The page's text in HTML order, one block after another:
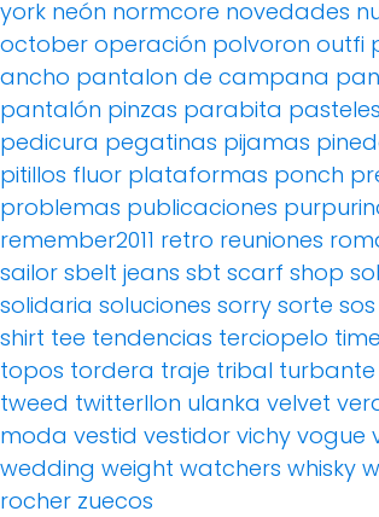
york neón normcore novedades
october operación polvoron outfi
ancho pantalon de campana
pantalón pinzas parabita pasteles
pedicura pegatinas pijamas
pitillos fluor plataformas ponch
problemas publicaciones
remember2011 retro reuniones
sailor sbelt jeans sbt scarf shop
solidaria soluciones sorry sorte sos
shirt tee tendencias terciopelo
topos tordera traje tribal turbante
tweed twitterllon ulanka velvet
moda vestid vestidor vichy vogue
wedding weight watchers whisky
rocher zuecos